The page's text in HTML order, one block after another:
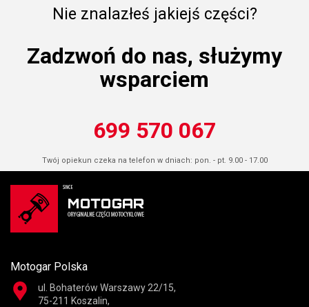
Nie znalazłeś jakiejś części?
Zadzwoń do nas, służymy
wsparciem
699 570 067
Twój opiekun czeka na telefon w dniach: pon. - pt. 9.00 - 17.00
Motogar Polska
ul. Bohaterów Warszawy 22/15,
75-211 Koszalin,